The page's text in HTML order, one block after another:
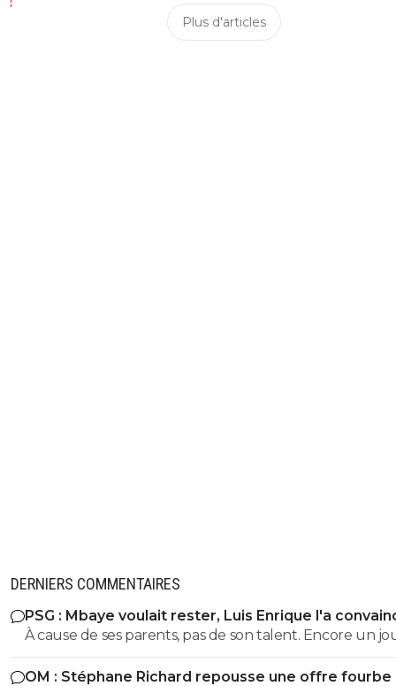
Plus d'articles
DERNIERS COMMENTAIRES
PSG : Mbaye voulait rester, Luis Enrique l'a
À cause de ses parents, pas de son talent. Encore un
avec entourage nocif.
OM : Stéphane Richard repousse une offre fourbe